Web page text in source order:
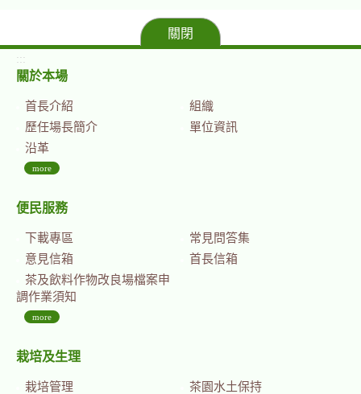
關閉
:::
關於本場
首長介紹
組織
歷任場長簡介
單位資訊
沿革
more
便民服務
下載專區
常見問答集
意見信箱
首長信箱
茶及飲料作物改良場檔案申
調作業須知
more
栽培及生理
栽培管理
茶園水土保持